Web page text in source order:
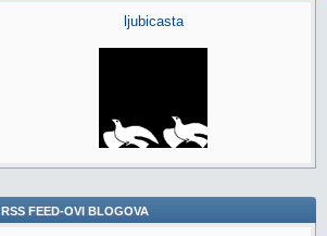
ljubicasta
RSS FEED-OVI BLOGOVA